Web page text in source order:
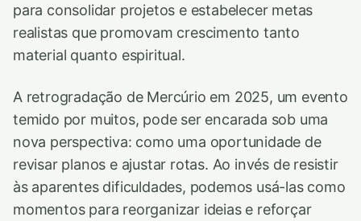
para consolidar projetos e estabelecer metas
realistas que promovam crescimento tanto
material quanto espiritual.
A retrogradação de Mercúrio em 2025, um evento
temido por muitos, pode ser encarada sob uma
nova perspectiva: como uma oportunidade de
revisar planos e ajustar rotas. Ao invés de resistir
às aparentes dificuldades, podemos usá-las como
momentos para reorganizar ideias e reforçar